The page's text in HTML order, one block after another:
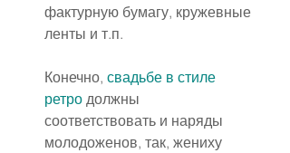
фактурную бумагу, кружевные
ленты и т.п.
Конечно, свадьбе в стиле
ретро должны
соответствовать и наряды
молодоженов, так, жениху